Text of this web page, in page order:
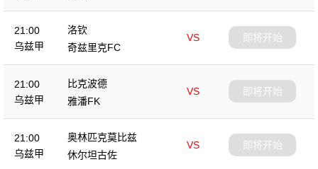
21:00
乌兹甲
洛钦
VS
奇兹里克FC
即将开始
21:00
乌兹甲
比克波德
VS
雅潘FK
即将开始
21:00
乌兹甲
奥林匹克莫比兹
VS
休尔坦古佐
即将开始